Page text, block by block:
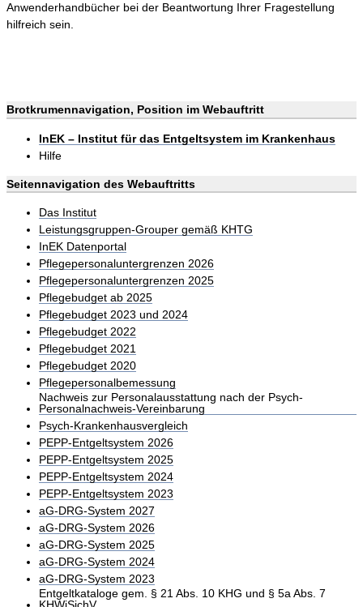
Anwenderhandbücher bei der Beantwortung Ihrer Fragestellung
hilfreich sein.
Brotkrumennavigation, Position im Webauftritt
InEK – Institut für das Entgeltsystem im Krankenhaus
Hilfe
Seitennavigation des Webauftritts
Das Institut
Leistungsgruppen-Grouper gemäß KHTG
InEK Datenportal
Pflegepersonaluntergrenzen 2026
Pflegepersonaluntergrenzen 2025
Pflegebudget ab 2025
Pflegebudget 2023 und 2024
Pflegebudget 2022
Pflegebudget 2021
Pflegebudget 2020
Pflegepersonalbemessung
Nachweis zur Personalausstattung nach der Psych-
Personalnachweis-Vereinbarung
Psych-Krankenhausvergleich
PEPP-Entgeltsystem 2026
PEPP-Entgeltsystem 2025
PEPP-Entgeltsystem 2024
PEPP-Entgeltsystem 2023
aG-DRG-System 2027
aG-DRG-System 2026
aG-DRG-System 2025
aG-DRG-System 2024
aG-DRG-System 2023
Entgeltkataloge gem. § 21 Abs. 10 KHG und § 5a Abs. 7